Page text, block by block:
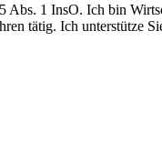
Abs. 1 InsO. Ich bin
tätig. Ich unterstütze